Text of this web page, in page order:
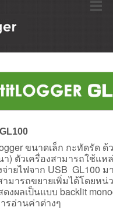
ขนาดเล็ก กะทัดรัด
า) ตัวเครื่องสามารถใช้แห
ายไฟจาก USB GL100
มารถขยายเพิ่มได้โดยหน่
ผลเป็นแบบ backlit
รอ่านค่าต่างๆ